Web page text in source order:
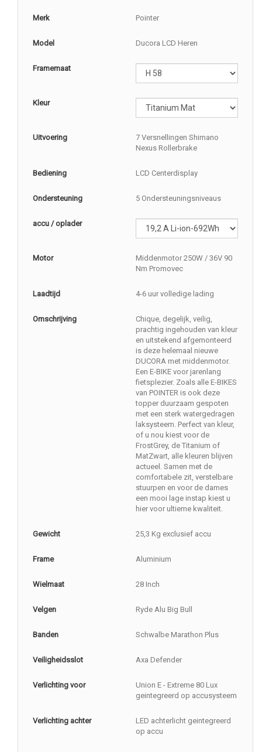
Merk Pointer
Model Ducora LCD Heren
Framemaat
Kleur
Uitvoering
7 Versnellingen Shimano
Nexus Rollerbrake
Bediening LCD Centerdisplay
Ondersteuning 5 Ondersteuningsniveaus
accu / oplader
Motor
Middenmotor 250W / 36V 90
Nm Promovec
Laadtijd 4-6 uur volledige lading
Omschrijving
Chique, degelijk, veilig,
prachtig ingehouden van kleur
en uitstekend afgemonteerd
is deze helemaal nieuwe
DUCORA met middenmotor.
Een E-BIKE voor jarenlang
fietsplezier. Zoals alle E-BIKES
van POINTER is ook deze
topper duurzaam gespoten
met een sterk watergedragen
laksysteem. Perfect van kleur,
of u nou kiest voor de
FrostGrey, de Titanium of
MatZwart, alle kleuren blijven
actueel. Samen met de
comfortabele zit, verstelbare
stuurpen en voor de dames
een mooi lage instap kiest u
hier voor ultieme kwaliteit.
Gewicht 25,3 Kg exclusief accu
Frame Aluminium
Wielmaat 28 Inch
Velgen Ryde Alu Big Bull
Banden Schwalbe Marathon Plus
Veiligheidsslot Axa Defender
Verlichting voor
Union E - Extreme 80 Lux
geintegreerd op accusysteem
Verlichting achter
LED achterlicht geintegreerd
op accu